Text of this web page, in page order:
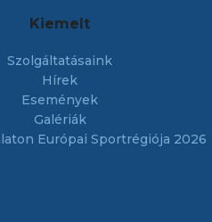
Kiemelt
Szolgáltatásaink
Hírek
Események
Galériák
Európai Sportrégiója 2026